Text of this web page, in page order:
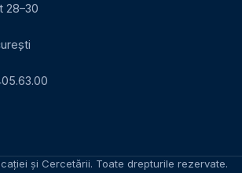
28–30
și Cercetării. Toate drepturile rezervate.